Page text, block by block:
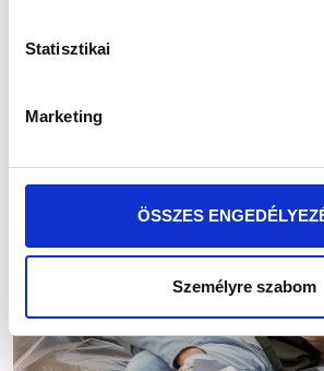
Munkánk megkönnyítése érdekében
Statisztikai
Marketing
ÖSSZES
Személyre szabom
Elakadtál? Segítünk! Keresd az